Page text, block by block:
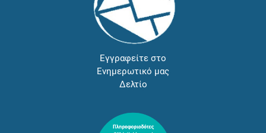
Εγγραφείτε στο
Ενημερωτικό μας
Δελτίο